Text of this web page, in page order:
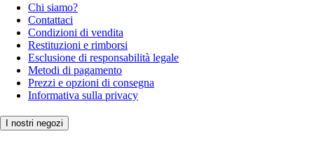
Chi siamo?
Contattaci
Condizioni di vendita
Restituzioni e rimborsi
Esclusione di responsabilità legale
Metodi di pagamento
Prezzi e opzioni di consegna
Informativa sulla privacy
I nostri negozi